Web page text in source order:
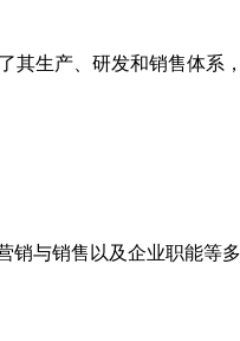
生产、研发和销售体系
与销售以及企业职能等多